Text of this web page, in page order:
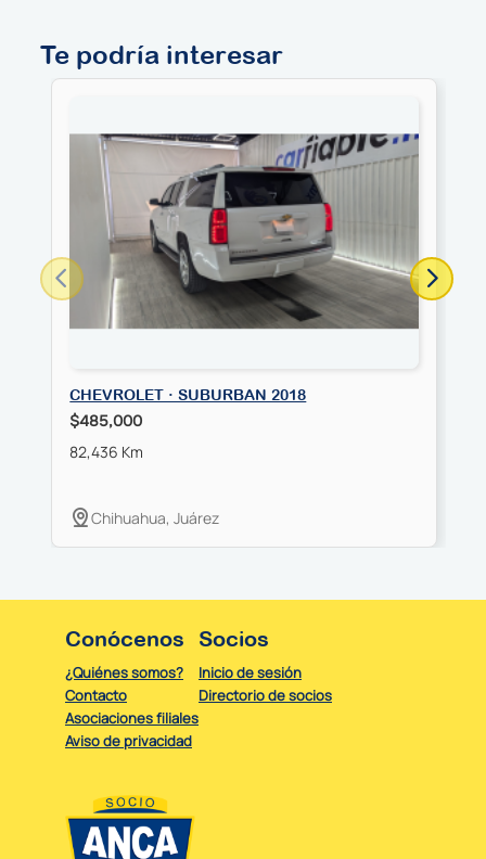
Te podría interesar
CHEVROLET · SUBURBAN 2018
$485,000
82,436 Km
Chihuahua, Juárez
Conócenos
¿Quiénes somos?
Contacto
Asociaciones filiales
Aviso de privacidad
Socios
Inicio de sesión
Directorio de socios